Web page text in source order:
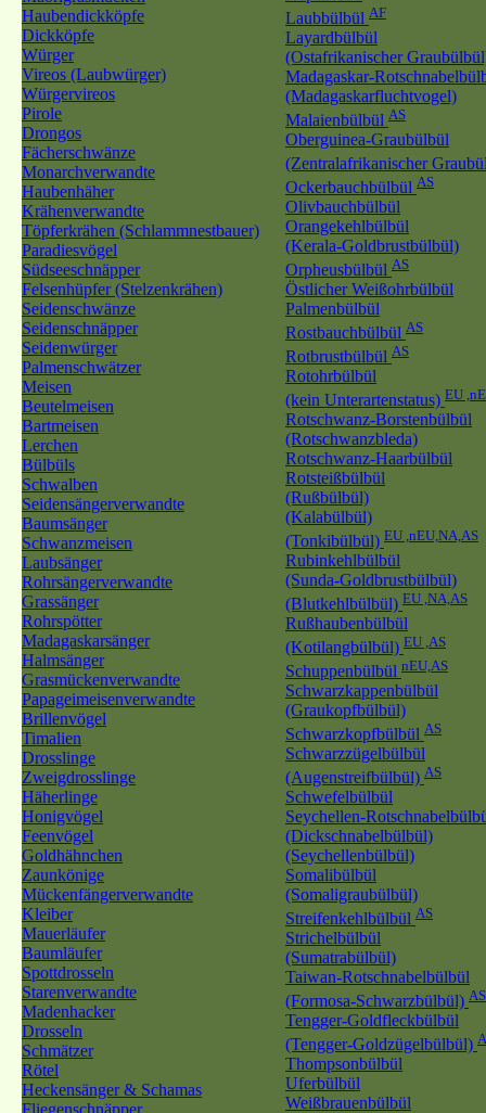
Haubendickköpfe
Dickköpfe
Würger
Vireos (Laubwürger)
Würgervireos
Pirole
Drongos
Fächerschwänze
Monarchverwandte
Haubenhäher
Krähenverwandte
Töpferkrähen (Schlammnestbauer)
Paradiesvögel
Südseeschnäpper
Felsenhüpfer (Stelzenkrähen)
Seidenschwänze
Seidenschnäpper
Seidenwürger
Palmenschwätzer
Meisen
Beutelmeisen
Bartmeisen
Lerchen
Bülbüls
Schwalben
Seidensängerverwandte
Baumsänger
Schwanzmeisen
Laubsänger
Rohrsängerverwandte
Grassänger
Rohrspötter
Madagaskarsänger
Halmsänger
Grasmückenverwandte
Papageimeisenverwandte
Brillenvögel
Timalien
Drosslinge
Zweigdrosslinge
Häherlinge
Honigvögel
Feenvögel
Goldhähnchen
Zaunkönige
Mückenfängerverwandte
Kleiber
Mauerläufer
Baumläufer
Spottdrosseln
Starenverwandte
Madenhacker
Drosseln
Schmätzer
Rötel
Heckensänger & Schamas
Fliegenschnäpper
Laubbülbül AF
Layardbülbül
(Ostafrikanischer
Madagaskar-
(Madagaskarfluchtvogel)
Malaienbülbül AS
Oberguinea-Graubülbül
(Zentralafrikanischer
Ockerbauchbülbül AS
Olivbauchbülbül
Orangekehlbülbül
(Kerala-Goldbrustbülbül)
Orpheusbülbül AS
Östlicher Weißohrbülbül
Palmenbülbül
Rostbauchbülbül AS
Rotbrustbülbül AS
Rotohrbülbül
(kein Unterartenstatus) EU
Rotschwanz-Borstenbülbül
(Rotschwanzbleda)
Rotschwanz-Haarbülbül
Rotsteißbülbül
(Rußbülbül)
(Kalabülbül)
(Tonkibülbül) EU ,nEU,NA,AS
Rubinkehlbülbül
(Sunda-Goldbrustbülbül)
(Blutkehlbülbül) EU ,NA,AS
Rußhaubenbülbül
(Kotilangbülbül) EU ,AS
Schuppenbülbül nEU,AS
Schwarzkappenbülbül
(Graukopfbülbül)
Schwarzkopfbülbül AS
Schwarzzügelbülbül
(Augenstreifbülbül) AS
Schwefelbülbül
Seychellen-
(Dickschnabelbülbül)
(Seychellenbülbül)
Somalibülbül
(Somaligraubülbül)
Streifenkehlbülbül AS
Strichelbülbül
(Sumatrabülbül)
Taiwan-Rotschnabelbülbül
(Formosa-Schwarzbülbül) AS
Tengger-Goldfleckbülbül
(Tengger-Goldzügelbülbül)
Thompsonbülbül
Uferbülbül
Weißbrauenbülbül